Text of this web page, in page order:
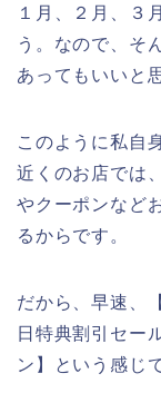
１月、２月、３
う。なので、そ
あってもいいと
このように私自
近くのお店では
やクーポンなど
るからです。
だから、早速、
日特典割引セー
ン】という感じ